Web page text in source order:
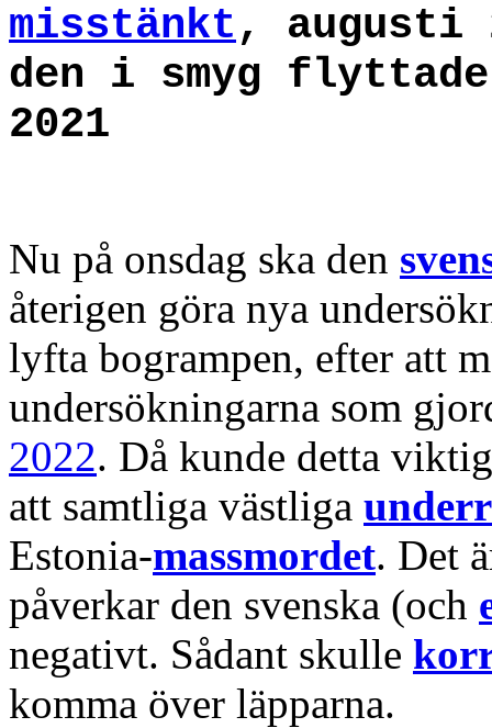
misstänkt , augusti
den i smyg flyttade
2021
Nu på onsdag ska den
återigen göra nya
lyfta bogrampen, efter att
undersökningarna som
2022. Då kunde detta
att samtliga västliga
Estonia-massmordet. Det
påverkar den svenska (och
negativt. Sådant skulle
komma över läpparna.